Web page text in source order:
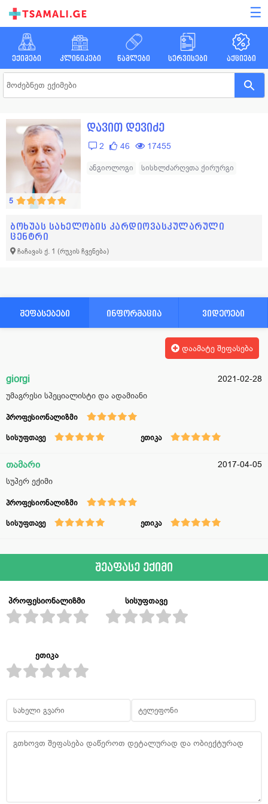
☰
ექიმები კლინიკები წამლები სერვისები აქციები
5
დავით დევიძე
2 46 17455
ანგიოლოგი სისხლძარღვთა ქირურგი
ბოხუას სახელობის კარდიოვასკულარული
ცენტრი
ჩაჩავას ქ. 1 (რუკის ჩვენება)
შეფასებები ინფორმაცია ვიდეოები
დაამატე შეფასება
giorgi
2021-02-28
უმაგრესი სპეციალისტი და ადამიანი
პროფესიონალიზმი
სისუფთავე ეთიკა
თამარი
2017-04-05
სუპერ ექიმი
პროფესიონალიზმი
სისუფთავე ეთიკა
შეაფასე ექიმი
პროფესიონალიზმი სისუფთავე
ეთიკა